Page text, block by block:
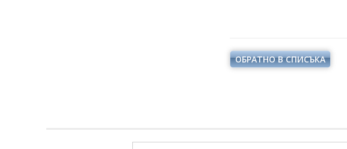
ОБРАТНО В СПИСЪКА